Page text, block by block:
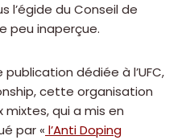
l’égide du Conseil de
peu inaperçue.
dédiée à l’UFC,
cette organisation
mixtes, qui a mis en
par « l’Anti Doping